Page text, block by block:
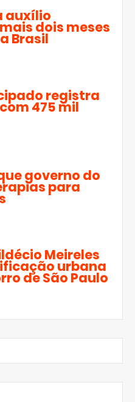
auxílio
dois meses
Brasil
registra
475 mil
governo do
para
Meireles
urbana
de São Paulo